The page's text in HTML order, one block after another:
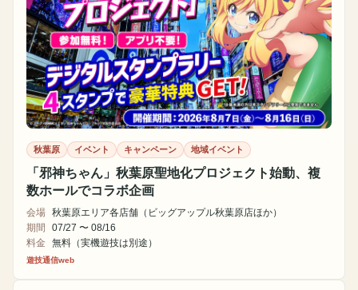
秋葉原 イベント キャンペーン 地域イベント
「邪神ちゃん」秋葉原聖地化プロジェクト始動、複
数ホールでコラボ企画
会場 秋葉原エリア各店舗（ビッグアップル秋葉原店ほか）
期間
07/27 〜 08/16
料金
無料（実機遊技は別途）
遊技通信web